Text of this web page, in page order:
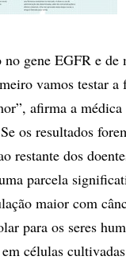
no gene EGFR e
vamos testar
afirma a
os resultados
restante dos
parcela
maior com
para os seres
células